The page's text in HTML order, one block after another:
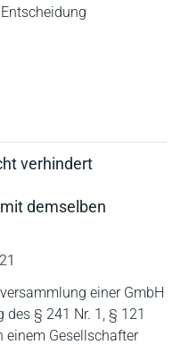
verhindert
demselben
einer GmbH
§ 241 Nr. 1, § 121
einem Gesellschafter